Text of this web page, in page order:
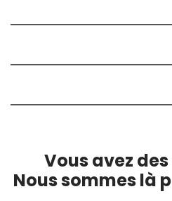
Vous avez
Nous sommes là